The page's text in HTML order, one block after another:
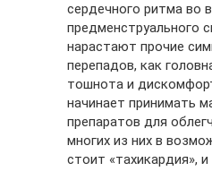
сердечного ритма во
предменструального
нарастают прочие
перепадов, как
тошнота и
начинает принимать
препаратов для
многих из них в
стоит «тахикардия»,